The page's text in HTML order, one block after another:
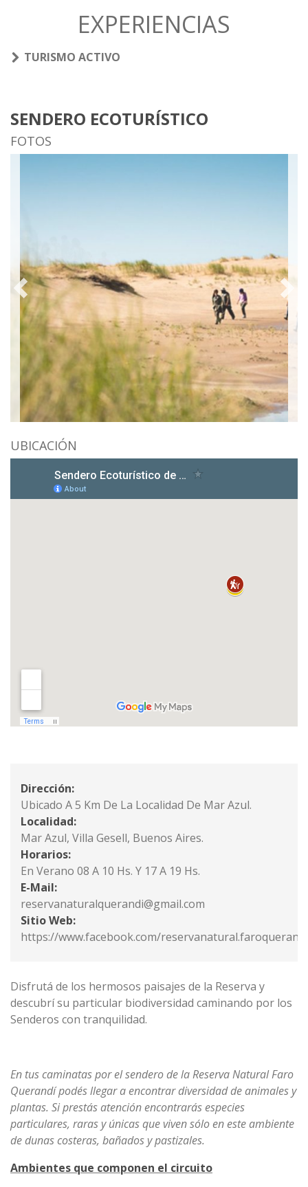
EXPERIENCIAS
TURISMO ACTIVO
SENDERO ECOTURÍSTICO
FOTOS
UBICACIÓN
Dirección:
Ubicado A 5 Km De La Localidad De Mar Azul.
Localidad:
Mar Azul, Villa Gesell, Buenos Aires.
Horarios:
En Verano 08 A 10 Hs. Y 17 A 19 Hs.
E-Mail:
reservanaturalquerandi@gmail.com
Sitio Web:
https://www.facebook.com/
Disfrutá de los hermosos paisajes de la Reserva y
descubrí su particular biodiversidad caminando por los
Senderos con tranquilidad.
En tus caminatas por el sendero de la Reserva Natural Faro
Querandí podés llegar a encontrar diversidad de animales y
plantas. Si prestás atención encontrarás especies
particulares, raras y únicas que viven sólo en este ambiente
de dunas costeras, bañados y pastizales.
Ambientes que componen el circuito